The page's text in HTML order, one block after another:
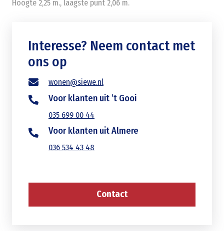
Hoogte 2,25 m., laagste punt 2,06 m.
Interesse? Neem contact met
ons op
wonen@siewe.nl
Voor klanten uit ’t Gooi
035 699 00 44
Voor klanten uit Almere
036 534 43 48
Contact